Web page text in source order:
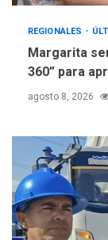
REGIONALES
Margarita
360” para
agosto 8, 2026